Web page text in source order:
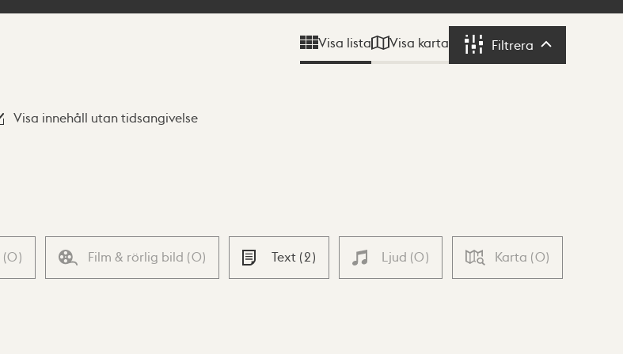
Visa lista Visa karta Filtrera Filtrera
Visa innehåll utan tidsangivelse
(0) Film & rörlig bild (0) Text (2) Ljud (0) Karta (0)